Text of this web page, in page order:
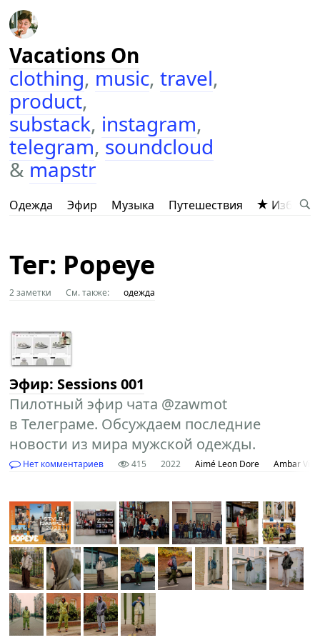
Vacations On
clothing,music,travel,
product,
substack, instagram,
telegram,soundcloud
&mapstr
Одежда Эфир Музыка Путешествия
Тег: Popeye
2 заметки См. также: одежда
Эфир: Sessions 001
Пилотный эфир чата @zawmot
в Телеграме. Обсуждаем последние
новости из мира мужской одежды.
Нет комментариев 415 2022 Aimé Leon Dore Ambar